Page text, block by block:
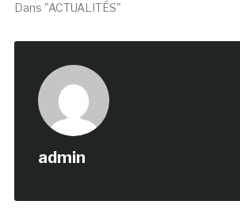
Dans "ACTUALITÉS"
admin